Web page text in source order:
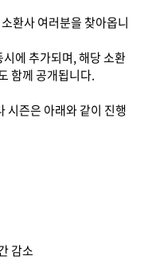
환사 여러분을 찾아옵니
에 추가되며, 해당 소환
함께 공개됩니다.
시즌은 아래와 같이 진행
감소